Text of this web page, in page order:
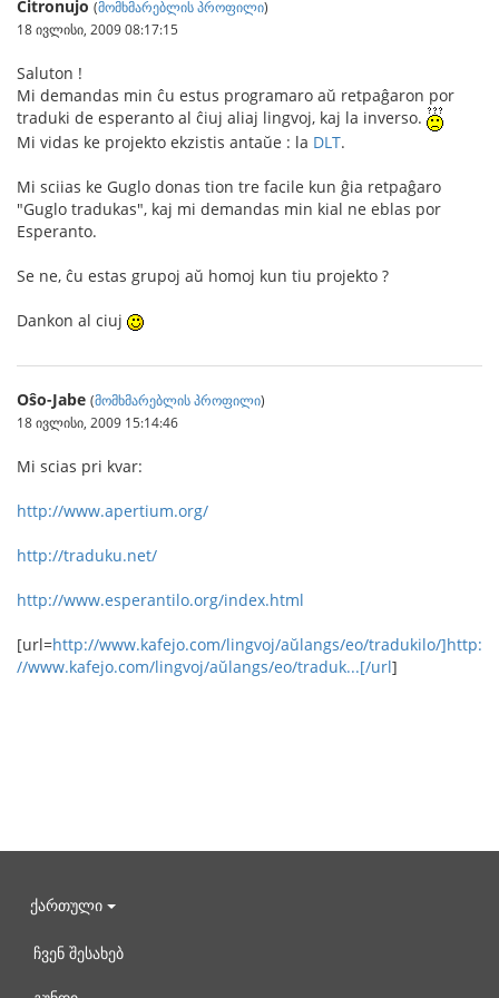
Citronujo (მომხმარებლის პროფილი)
18 ივლისი, 2009 08:17:15
Saluton !
Mi demandas min ĉu estus programaro aŭ retpaĝaron por
traduki de esperanto al ĉiuj aliaj lingvoj, kaj la inverso.
Mi vidas ke projekto ekzistis antaŭe : la DLT.
Mi sciias ke Guglo donas tion tre facile kun ĝia retpaĝaro
"Guglo tradukas", kaj mi demandas min kial ne eblas por
Esperanto.
Se ne, ĉu estas grupoj aŭ homoj kun tiu projekto ?
Dankon al ciuj
Oŝo-Jabe (მომხმარებლის პროფილი)
18 ივლისი, 2009 15:14:46
Mi scias pri kvar:
http://www.apertium.org/
http://traduku.net/
http://www.esperantilo.org/index.html
[url=http://www.kafejo.com/lingvoj/aŭlangs/eo/tradukilo/]http:
//www.kafejo.com/lingvoj/aŭlangs/eo/traduk...[/url]
ქართული
ჩვენ შესახებ